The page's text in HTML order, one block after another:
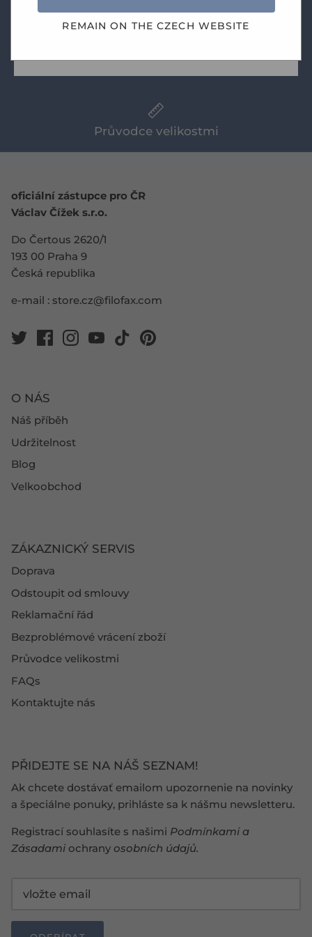
REMAIN ON THECZECH WEBSITE
Průvodce velikostmi
oficiální zástupce pro ČR
Václav Čížek s.r.o.
Do Čertous 2620/1
193 00 Praha 9
Česká republika
e-mail : store.cz@filofax.com
O NÁS
Náš příběh
Udržitelnost
Blog
Velkoobchod
ZÁKAZNICKÝ SERVIS
Doprava
Odstoupit od smlouvy
Reklamační řád
Bezproblémové vrácení zboží
Průvodce velikostmi
FAQs
Kontaktujte nás
PŘIDEJTE SE NA NÁŠ SEZNAM!
Ak chcete dostávať emailom upozornenie na novinky
a špeciálne ponuky, prihláste sa k nášmu newsletteru.
Registrací souhlasíte s našimi Podmínkami a
Zásadami ochrany osobních údajů.